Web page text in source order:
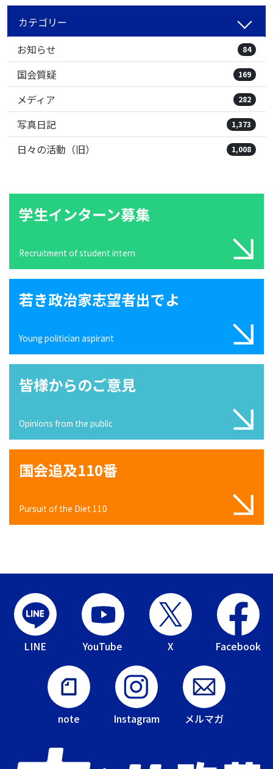
カテゴリー
お知らせ
84
国会質疑 169
メディア 282
写真日記 1,373
日々の活動（旧） 1,008
学生インターン募集
Recruitment of student intern
若き政治家志望者出でよ
Young politician aspirant
皆様からのご意見
Opinions from the public
国会追及110番
Pursuit of the Diet 110
LINE YouTube X Facebook
note Instagram メルマガ